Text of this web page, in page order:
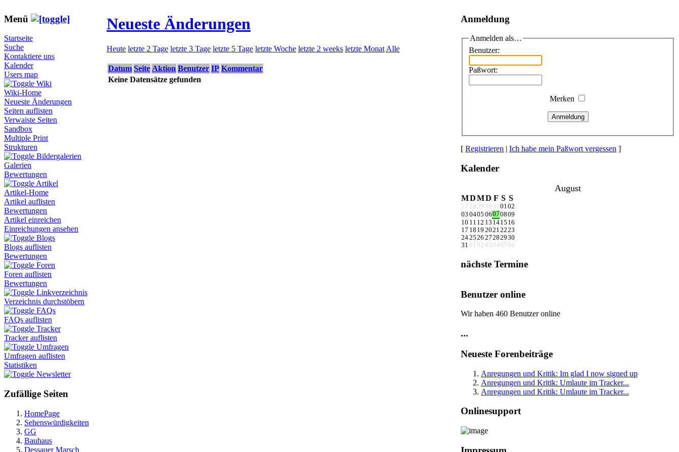
Menü
Startseite
Suche
Kontaktiere uns
Kalender
Users map
Wiki
Wiki-Home
Neueste Änderungen
Seiten auflisten
Verwaiste Seiten
Sandbox
Multiple Print
Strukturen
Bildergalerien
Galerien
Bewertungen
Artikel
Artikel-Home
Artikel auflisten
Bewertungen
Artikel einreichen
Einreichungen ansehen
Blogs
Blogs auflisten
Bewertungen
Foren
Foren auflisten
Bewertungen
Linkverzeichnis
Verzeichnis durchstöbern
FAQs
FAQs auflisten
Tracker
Tracker auflisten
Umfragen
Umfragen auflisten
Statistiken
Newsletter
Zufällige Seiten
HomePage
Sehenswürdigkeiten
GG
Bauhaus
Dessauer Marsch
Neueste Änderungen
Heute letzte 2 Tage letzte 3 Tage letzte 5 Tage letzte Woche letzte 2 weeks letzte Monat Alle
Datum Seite Aktion Benutzer IP Kommentar
Keine Datensätze gefunden
Anmeldung
Anmelden als…
Benutzer:
Paßwort:
Merken
Anmeldung
[ Registrieren | Ich habe mein Paßwort vergessen ]
Kalender
August
MDMD F S S
27 28 29 30 31 0102
03 0405 06070809
10 11 12 13 1415 16
17 18 19 20212223
242526 27282930
31 01 02 03 04 05 06
nächste Termine
Benutzer online
Wir haben 460 Benutzer online
...
Neueste Forenbeiträge
Anregungen und Kritik: Im glad I now signed up
Anregungen und Kritik: Umlaute im Tracker...
Anregungen und Kritik: Umlaute im Tracker...
Onlinesupport